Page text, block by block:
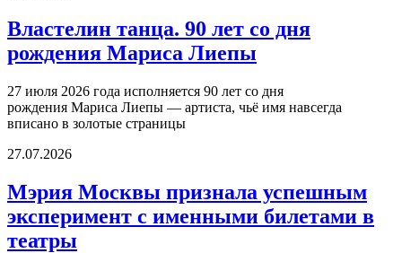
Властелин танца. 90 лет со дня
рождения Мариса Лиепы
27 июля 2026 года исполняется 90 лет со дня
рождения Мариса Лиепы — артиста, чьё имя навсегда
вписано в золотые страницы
27.07.2026
Мэрия Москвы признала успешным
эксперимент с именными билетами в
театры